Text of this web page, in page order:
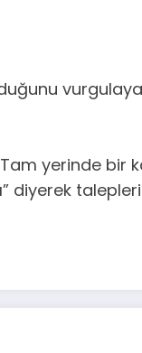
yerinde bir
diyerek